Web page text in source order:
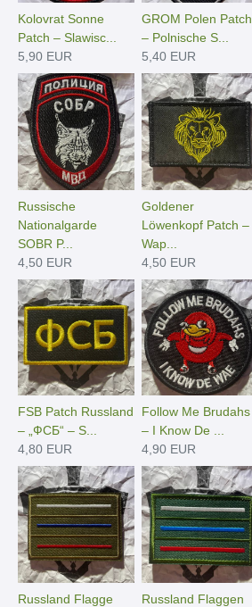
Kolovrat Sonne
Patch – Slawisc...
5,90 EUR
GROM Polen Patch
– Polnische S...
5,40 EUR
Russische
Nationalgarde
SOBR P...
4,50 EUR
Goldener
Löwenkopf Patch –
Wap...
4,50 EUR
FSB Patch Russland
– „ФСБ“ – S...
4,80 EUR
Follow Me Brudahs
– I Know De ...
4,90 EUR
Russland Flagge
Russland Flaggen